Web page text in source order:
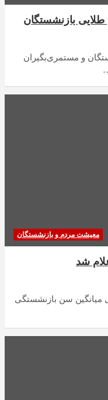
طلایی بازنشستگان
و مستمری‌بگیران
معیشت مردم و بازنشستگان
شد
سن بازنشستگی